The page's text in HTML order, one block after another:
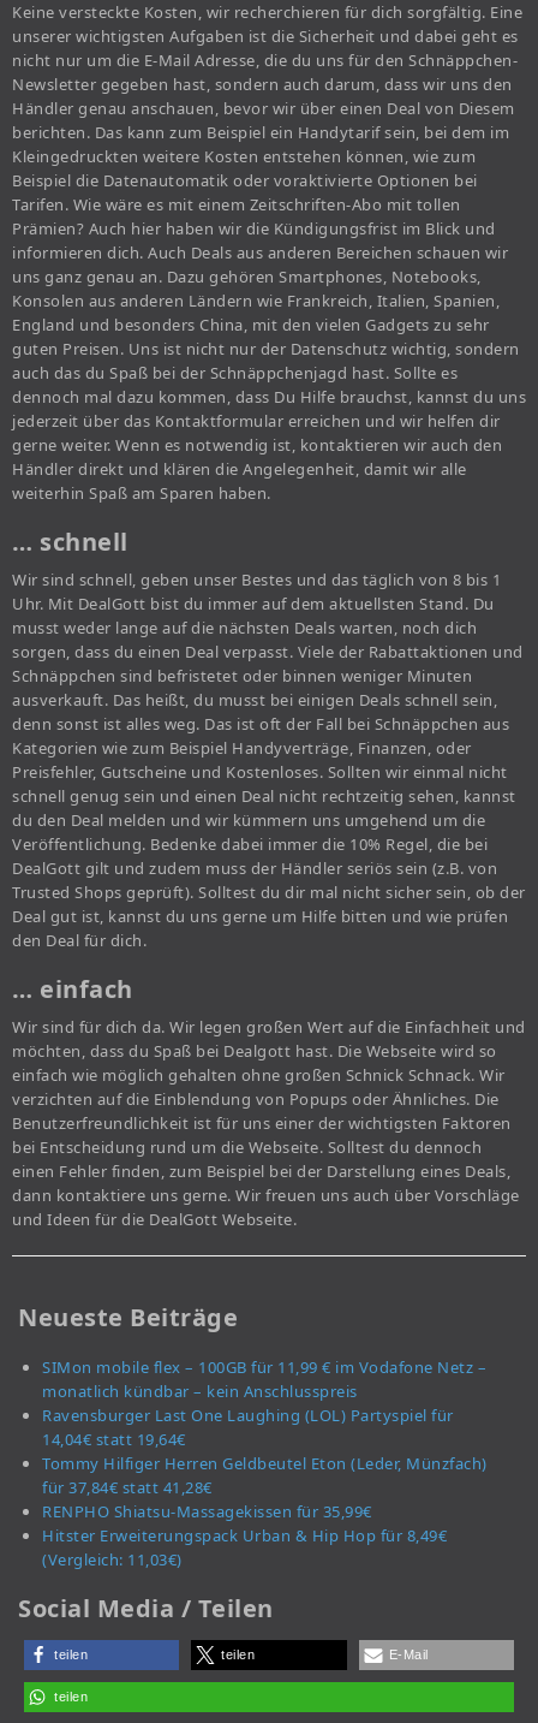
Keine versteckte Kosten, wir recherchieren für dich sorgfältig. Eine
unserer wichtigsten Aufgaben ist die Sicherheit und dabei geht es
nicht nur um die E-Mail Adresse, die du uns für den Schnäppchen-
Newsletter gegeben hast, sondern auch darum, dass wir uns den
Händler genau anschauen, bevor wir über einen Deal von Diesem
berichten. Das kann zum Beispiel ein Handytarif sein, bei dem im
Kleingedruckten weitere Kosten entstehen können, wie zum
Beispiel die Datenautomatik oder voraktivierte Optionen bei
Tarifen. Wie wäre es mit einem Zeitschriften-Abo mit tollen
Prämien? Auch hier haben wir die Kündigungsfrist im Blick und
informieren dich. Auch Deals aus anderen Bereichen schauen wir
uns ganz genau an. Dazu gehören Smartphones, Notebooks,
Konsolen aus anderen Ländern wie Frankreich, Italien, Spanien,
England und besonders China, mit den vielen Gadgets zu sehr
guten Preisen. Uns ist nicht nur der Datenschutz wichtig, sondern
auch das du Spaß bei der Schnäppchenjagd hast. Sollte es
dennoch mal dazu kommen, dass Du Hilfe brauchst, kannst du uns
jederzeit über das Kontaktformular erreichen und wir helfen dir
gerne weiter. Wenn es notwendig ist, kontaktieren wir auch den
Händler direkt und klären die Angelegenheit, damit wir alle
weiterhin Spaß am Sparen haben.
… schnell
Wir sind schnell, geben unser Bestes und das täglich von 8 bis 1
Uhr. Mit DealGott bist du immer auf dem aktuellsten Stand. Du
musst weder lange auf die nächsten Deals warten, noch dich
sorgen, dass du einen Deal verpasst. Viele der Rabattaktionen und
Schnäppchen sind befristetet oder binnen weniger Minuten
ausverkauft. Das heißt, du musst bei einigen Deals schnell sein,
denn sonst ist alles weg. Das ist oft der Fall bei Schnäppchen aus
Kategorien wie zum Beispiel Handyverträge, Finanzen, oder
Preisfehler, Gutscheine und Kostenloses. Sollten wir einmal nicht
schnell genug sein und einen Deal nicht rechtzeitig sehen, kannst
du den Deal melden und wir kümmern uns umgehend um die
Veröffentlichung. Bedenke dabei immer die 10% Regel, die bei
DealGott gilt und zudem muss der Händler seriös sein (z.B. von
Trusted Shops geprüft). Solltest du dir mal nicht sicher sein, ob der
Deal gut ist, kannst du uns gerne um Hilfe bitten und wie prüfen
den Deal für dich.
… einfach
Wir sind für dich da. Wir legen großen Wert auf die Einfachheit und
möchten, dass du Spaß bei Dealgott hast. Die Webseite wird so
einfach wie möglich gehalten ohne großen Schnick Schnack. Wir
verzichten auf die Einblendung von Popups oder Ähnliches. Die
Benutzerfreundlichkeit ist für uns einer der wichtigsten Faktoren
bei Entscheidung rund um die Webseite. Solltest du dennoch
einen Fehler finden, zum Beispiel bei der Darstellung eines Deals,
dann kontaktiere uns gerne. Wir freuen uns auch über Vorschläge
und Ideen für die DealGott Webseite.
Neueste Beiträge
SIMon mobile flex – 100GB für 11,99 € im Vodafone Netz –
monatlich kündbar – kein Anschlusspreis
Ravensburger Last One Laughing (LOL) Partyspiel für
14,04€ statt 19,64€
Tommy Hilfiger Herren Geldbeutel Eton (Leder, Münzfach)
für 37,84€ statt 41,28€
RENPHO Shiatsu-Massagekissen für 35,99€
Hitster Erweiterungspack Urban & Hip Hop für 8,49€
(Vergleich: 11,03€)
Social Media / Teilen
teilen teilen E-Mail
teilen